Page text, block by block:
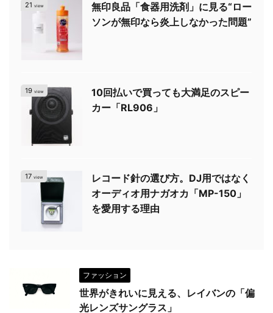
21 view
無印良品「食器用洗剤」に見る“ロー
ソンが無印なら炎上しなかった問題”
19 view
10回払いで買っても大満足のスピー
カー「RL906」
17 view
レコード針の選び方。DJ用ではなく
オーディオ用ナガオカ「MP-150」
を愛用する理由
ファッション
世界がきれいに見える、レイバンの「偏
光レンズサングラス」